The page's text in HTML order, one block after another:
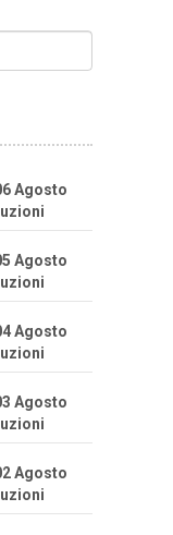
Agosto
Agosto
Agosto
Agosto
Agosto